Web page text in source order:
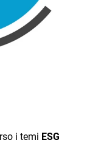
i temi ESG